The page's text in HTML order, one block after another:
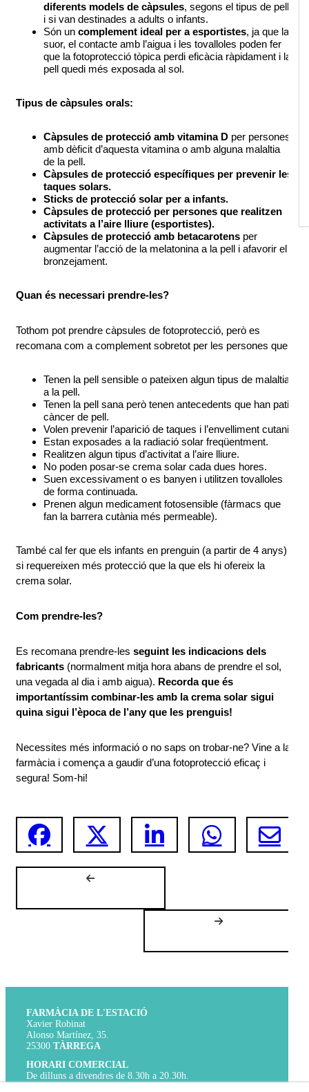
diferents models de càpsules, segons el tipus de pell
i si van destinades a adults o infants.
Són un complement ideal per a esportistes, ja que la
suor, el contacte amb l’aigua i les tovalloles poden fer
que la fotoprotecció tòpica perdi eficàcia ràpidament i la
pell quedi més exposada al sol.
Tipus de càpsules orals:
Càpsules de protecció amb vitamina D per persones
amb dèficit d’aquesta vitamina o amb alguna malaltia
de la pell.
Càpsules de protecció específiques per prevenir les
taques solars.
Sticks de protecció solar per a infants.
Càpsules de protecció per persones que realitzen
activitats a l’aire lliure (esportistes).
Càpsules de protecció amb betacarotens per
augmentar l’acció de la melatonina a la pell i afavorir el
bronzejament.
Quan és necessari prendre-les?
Tothom pot prendre càpsules de fotoprotecció, però es
recomana com a complement sobretot per les persones que:
Tenen la pell sensible o pateixen algun tipus de malaltia
a la pell.
Tenen la pell sana però tenen antecedents que han patit
càncer de pell.
Volen prevenir l’aparició de taques i l’envelliment cutani.
Estan exposades a la radiació solar freqüentment.
Realitzen algun tipus d’activitat a l’aire lliure.
No poden posar-se crema solar cada dues hores.
Suen excessivament o es banyen i utilitzen tovalloles
de forma continuada.
Prenen algun medicament fotosensible (fàrmacs que
fan la barrera cutània més permeable).
També cal fer que els infants en prenguin (a partir de 4 anys)
si requereixen més protecció que la que els hi ofereix la
crema solar.
Com prendre-les?
Es recomana prendre-les seguint les indicacions dels
fabricants (normalment mitja hora abans de prendre el sol,
una vegada al dia i amb aigua). Recorda que és
importantíssim combinar-les amb la crema solar sigui
quina sigui l’època de l’any que les prenguis!
Necessites més informació o no saps on trobar-ne? Vine a la
farmàcia i comença a gaudir d’una fotoprotecció eficaç i
segura! Som-hi!
FARMÀCIA DE L'ESTACIÓ
Xavier Robinat
Alonso Martínez, 35.
25300 TÀRREGA
HORARI COMERCIAL
De dilluns a divendres de 8.30h a 20.30h.